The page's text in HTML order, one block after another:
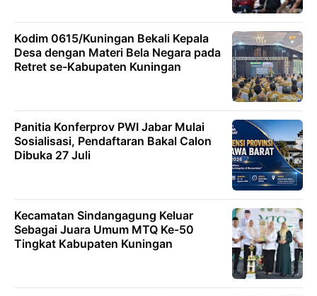
Kodim 0615/Kuningan Bekali Kepala
Desa dengan Materi Bela Negara pada
Retret se-Kabupaten Kuningan
Panitia Konferprov PWI Jabar Mulai
Sosialisasi, Pendaftaran Bakal Calon
Dibuka 27 Juli
Kecamatan Sindangagung Keluar
Sebagai Juara Umum MTQ Ke-50
Tingkat Kabupaten Kuningan